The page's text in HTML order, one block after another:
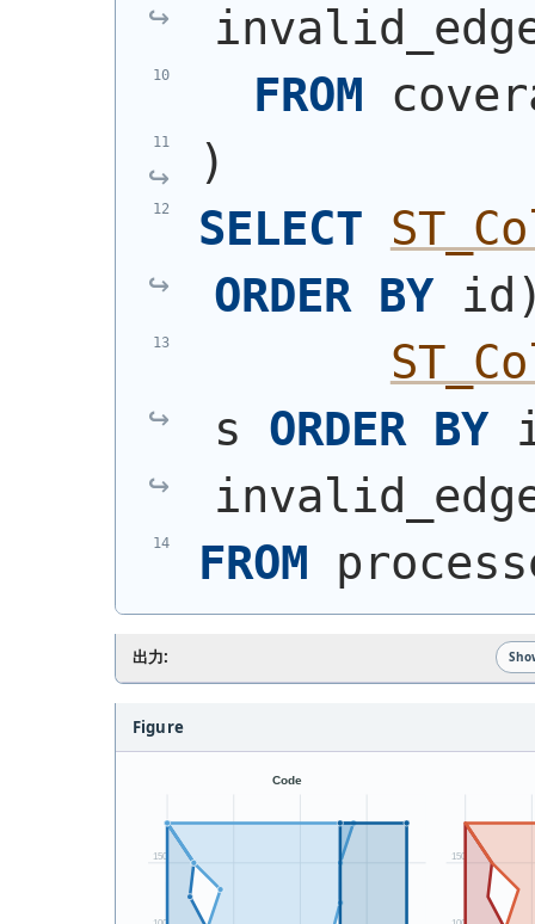
FROM
)
SELECT
ORDER BY id
s ORDER BY
FROM
出力:
Figure